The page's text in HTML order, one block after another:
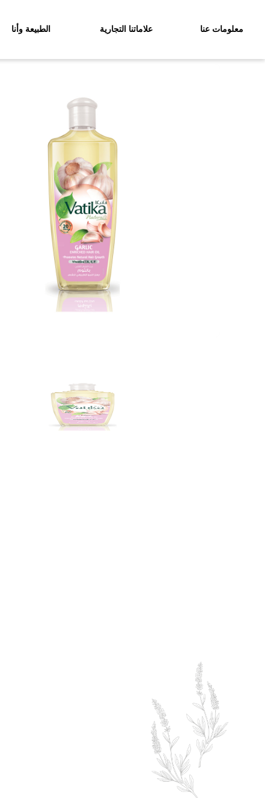
معلومات عنا علاماتنا التجارية الطبيعة وأنا